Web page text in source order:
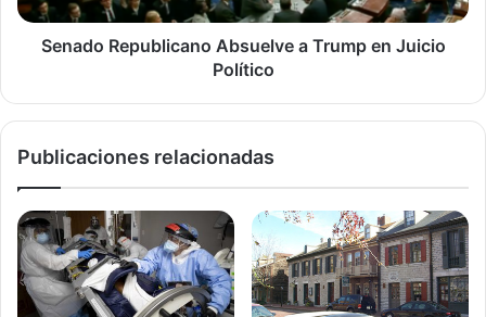
• NO UTILICE sistemas de filtrado para purificar el agua,
estos filtros no protegen contra microorganismos.
como ojos nariz o boca con agua no hervida.
Salud y Bienestar Publico
St.Charles Condado
Senado Republicano Absuelve a Trump en Juicio
Político
Publicaciones relacionadas